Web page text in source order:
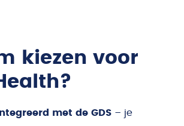
kiezen voor
met de GDS – je